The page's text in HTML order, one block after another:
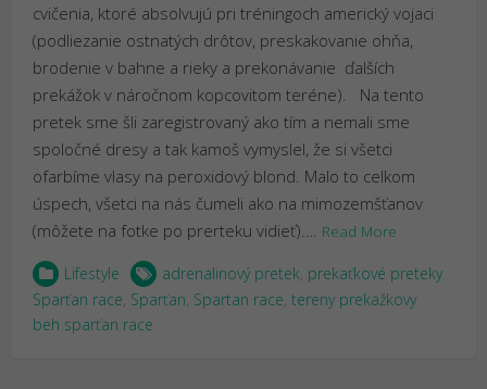
cvičenia, ktoré absolvujú pri tréningoch americký vojaci
(podliezanie ostnatých drôtov, preskakovanie ohňa,
brodenie v bahne a rieky a prekonávanie ďalších
prekážok v náročnom kopcovitom teréne). Na tento
pretek sme šli zaregistrovaný ako tím a nemali sme
spoločné dresy a tak kamoš vymyslel, že si všetci
ofarbíme vlasy na peroxidový blond. Malo to celkom
úspech, všetci na nás čumeli ako na mimozemšťanov
(môžete na fotke po prerteku vidieť).…
Read More
Lifestyle adrenalinový pretek prekaťkové preteky
Sparťan race Sparťan Spartan race tereny prekažkovy
beh sparťan race